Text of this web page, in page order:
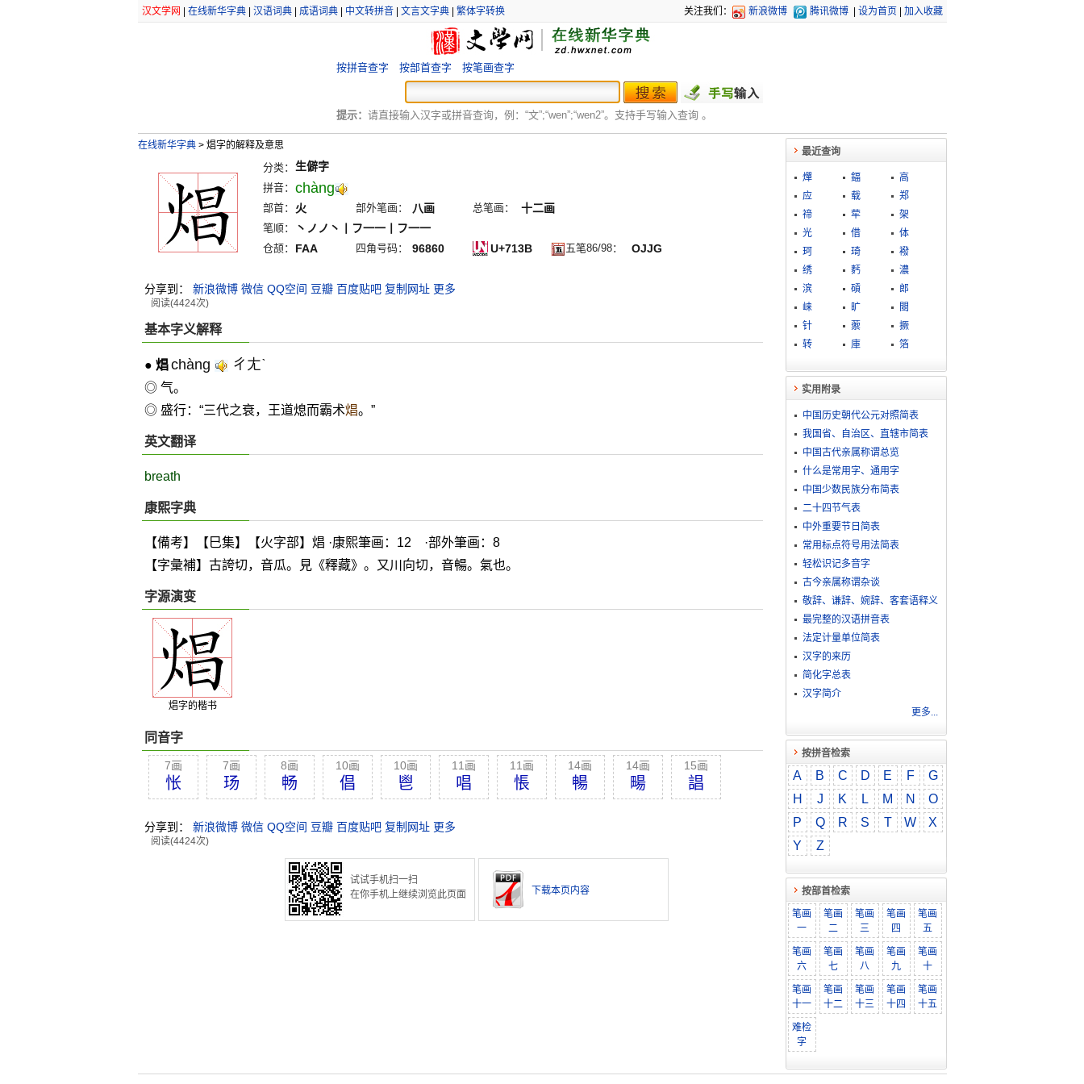
汉文学网 在线新华字典| 汉语词典| 成语词典| 中文转拼音| 文言文字典| 繁体字转换 关注我们： 新浪微博 腾讯微博 设为首页 加入收藏
按拼音查字 按部首查字 按笔画查字
提示： 请直接输入汉字或拼音查询，例：“文”;“wen”;“wen2”。支持手写输入查询 。
在线新华字典 >焻字的解释及意思
分类： 生僻字
拼音： chàng
部首： 火 部外笔画： 八画 总笔画： 十二画
笔顺： 丶ノノ丶丨フ一一丨フ一一
仓颉： FAA 四角号码： 96860 U+713B 五笔86/98： OJJG
分享到： 新浪微博 微信 QQ空间 豆瓣 百度贴吧 复制网址 更多
阅读(4424次)
基本字义解释
● 焻 chàng ㄔㄤˋ
◎ 气。
◎ 盛行：“三代之衰，王道熄而霸术焻。”
英文翻译
breath
康熙字典
【備考】【巳集】【火字部】焻 ·康熙筆画：12 ·部外筆画：8
【字彙補】古誇切，音瓜。見《釋藏》。又川向切，音暢。氣也。
字源演变
焻字的楷书
同音字
7画
怅
7画
玚
8画
畅
10画
倡
10画
鬯
11画
唱
11画
悵
14画
暢
14画
畼
15画
誯
分享到： 新浪微博 微信 QQ空间 豆瓣 百度贴吧 复制网址 更多
阅读(4424次)
试试手机扫一扫
在你手机上继续浏览此页面
下载本页内容
最近查询
燀 鍢
高
应
载
郑
禘
荦
架
光
借
体
珂
琦
襏
绣
麫
濃
滨
碽
郎
崃
旷
閸
针
蘌
撅
转
庫 箔
实用附录
中国历史朝代公元对照简表
我国省、自治区、直辖市简表
中国古代亲属称谓总览
什么是常用字、通用字
中国少数民族分布简表
二十四节气表
中外重要节日简表
常用标点符号用法简表
轻松识记多音字
古今亲属称谓杂谈
敬​辞​、​谦​辞​、​婉​辞​、​客​套​语​释​义
最完整的汉语拼音表
法定计量单位简表
汉字的来历
简化字总表
汉字简介
更多...
按拼音检索
A B C D E F
G
H
J K L M N
O
P
Q R S T W
X
Y
Z
按部首检索
笔画
一
笔画
二
笔画
三
笔画
四
笔画
五
笔画
六
笔画
七
笔画
八
笔画
九
笔画
十
笔画
十一
笔画
十二
笔画
十三
笔画
十四
笔画
十五
难检
字